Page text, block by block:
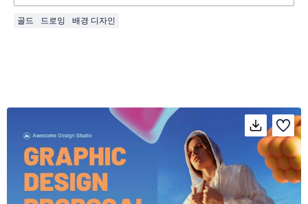
골드 드로잉 배경 디자인